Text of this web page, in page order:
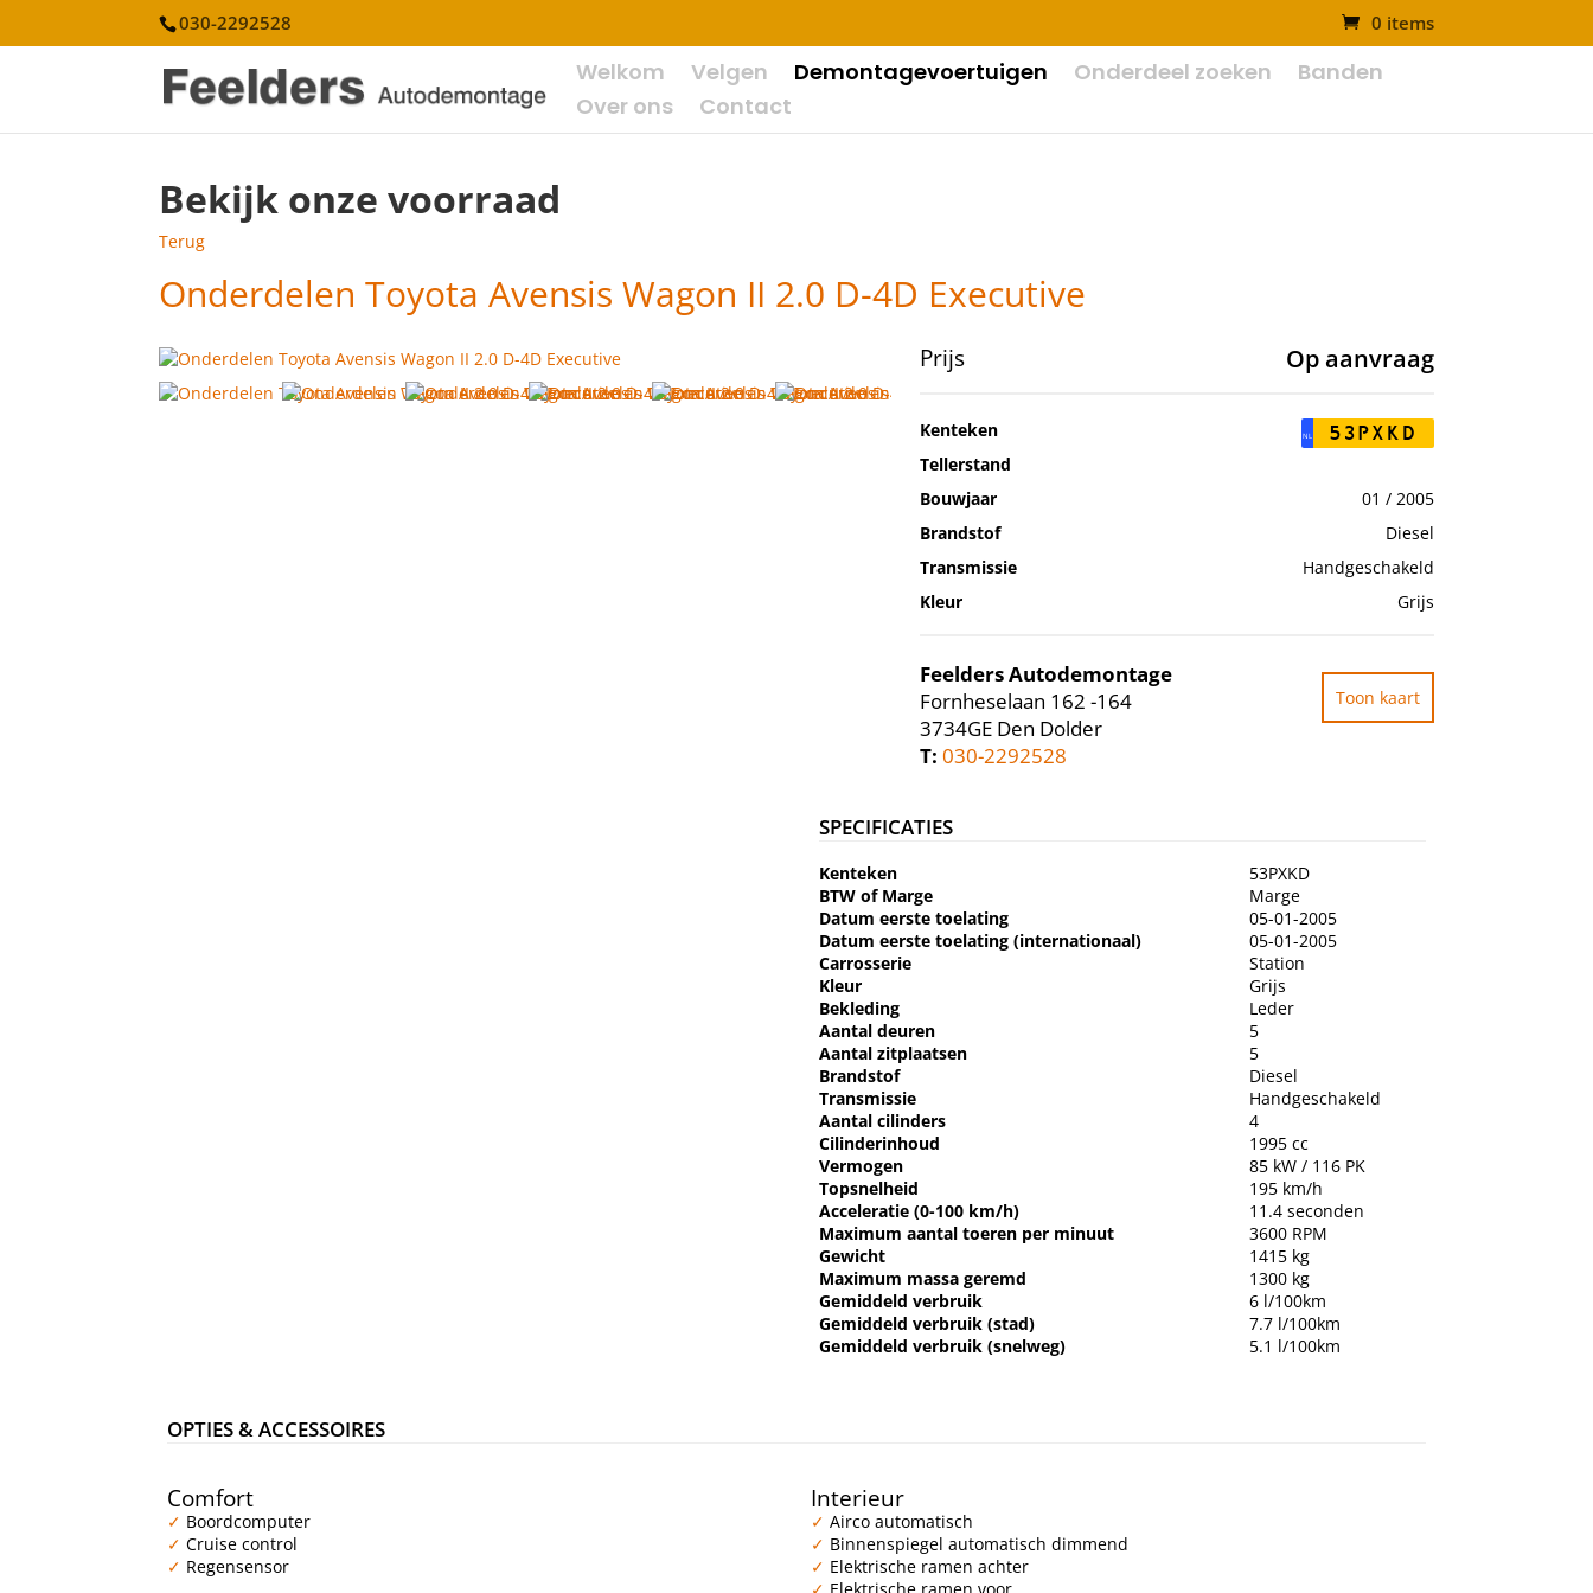
030-2292528 0 items
Welkom Velgen Demontagevoertuigen Onderdeel zoeken
Banden
Over ons
Contact
Bekijk onze voorraad
Terug
Onderdelen Toyota Avensis Wagon II 2.0 D-4D Executive
Prijs Op aanvraag
Kenteken NL 53PXKD
Tellerstand
Bouwjaar
01 / 2005
Brandstof
Diesel
Transmissie
Handgeschakeld
Kleur
Grijs
Feelders Autodemontage
Fornheselaan 162 -164
3734GE Den Dolder
T: 030-2292528
Toon kaart
SPECIFICATIES
Kenteken
53PXKD
BTW of Marge
Marge
Datum eerste toelating
05-01-2005
Datum eerste toelating (internationaal)
05-01-2005
Carrosserie
Station
Kleur
Grijs
Bekleding
Leder
Aantal deuren
5
Aantal zitplaatsen
5
Brandstof
Diesel
Transmissie
Handgeschakeld
Aantal cilinders
4
Cilinderinhoud
1995 cc
Vermogen
85 kW / 116 PK
Topsnelheid
195 km/h
Acceleratie (0-100 km/h)
11.4 seconden
Maximum aantal toeren per minuut
3600 RPM
Gewicht
1415 kg
Maximum massa geremd
1300 kg
Gemiddeld verbruik
6 l/100km
Gemiddeld verbruik (stad)
7.7 l/100km
Gemiddeld verbruik (snelweg)
5.1 l/100km
OPTIES & ACCESSOIRES
Comfort
Boordcomputer
Cruise control
Regensensor
Interieur
Airco automatisch
Binnenspiegel automatisch dimmend
Elektrische ramen achter